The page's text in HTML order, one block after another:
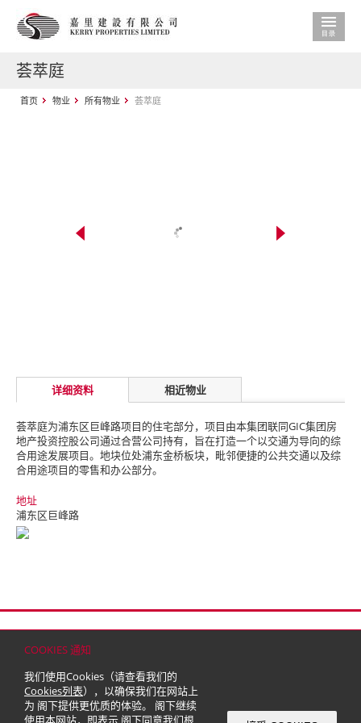
COOKIES 通知
我们使用Cookies（请查看我们的
Cookies列表），以确保我们在网站上
为 阁下提供更优质的体验。 阁下继续
使用本网站，即表示 阁下同意我们根
荟萃庭
首页 物业 所有物业 荟萃庭
详细资料 相近物业
荟萃庭为浦东区巨峰路项目的住宅部分，项目由本集团联同GIC集团房
地产投资控股公司通过合营公司持有，旨在打造一个以交通为导向的综
合用途发展项目。 地块位处浦东金桥板块，毗邻便捷的公共交通以及综
合用途项目的零售和办公部分。
地址
浦东区巨峰路
© 2026 嘉里建设有限公司 (于百慕达注册成立之有限公司)